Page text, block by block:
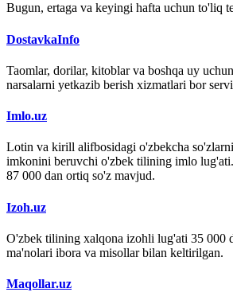
Bugun, ertaga va keyingi hafta uchun to'liq
DostavkaInfo
Taomlar, dorilar, kitoblar va boshqa uy
narsalarni yetkazib berish xizmatlari bor
Imlo.uz
Lotin va kirill alifbosidagi o'zbekcha
imkonini beruvchi o'zbek tilining imlo
87 000 dan ortiq so'z mavjud.
Izoh.uz
O'zbek tilining xalqona izohli lug'ati 35 000
ma'nolari ibora va misollar bilan keltirilgan.
Maqollar.uz